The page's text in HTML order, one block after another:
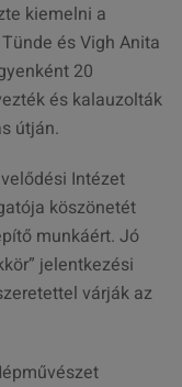
kiemelni a
és Vigh Anita
20
és kalauzolták
útján.
Intézet
köszönetét
munkáért. Jó
jelentkezési
várják az